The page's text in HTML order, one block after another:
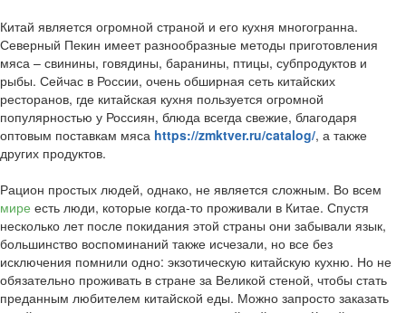
Китай является огромной страной и его кухня многогранна.
Северный Пекин имеет разнообразные методы приготовления
мяса – свинины, говядины, баранины, птицы, субпродуктов и
рыбы. Сейчас в России, очень обширная сеть китайских
ресторанов, где китайская кухня пользуется огромной
популярностью у Россиян, блюда всегда свежие, благодаря
оптовым поставкам мяса https://zmktver.ru/catalog/, а также
других продуктов.
Рацион простых людей, однако, не является сложным. Во всем
мире есть люди, которые когда-то проживали в Китае. Спустя
несколько лет после покидания этой страны они забывали язык,
большинство воспоминаний также исчезали, но все без
исключения помнили одно: экзотическую китайскую кухню. Но не
обязательно проживать в стране за Великой стеной, чтобы стать
преданным любителем китайской еды. Можно запросто заказать